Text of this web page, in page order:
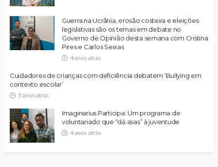
Guerra na Ucrânia, erosão costeira e eleições
legislativas são os temas em debate no
Governo de Opinião desta semana com Cristina
Pires e Carlos Seixas
4 anos atrás
Cuidadores de crianças com deficiência debatem ‘Bullying em
contexto escolar’
5 anos atrás
Imaginarius Participa: Um programa de
voluntariado que “dá asas” à juventude
4 anos atrás